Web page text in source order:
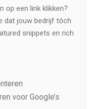
op een link klikken?
dat jouw bedrijf tóch
snippets en rich
voor Google’s